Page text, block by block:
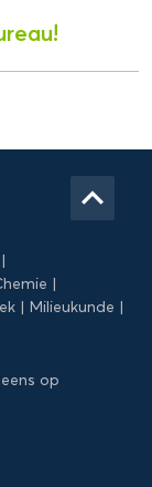
Milieukunde
op
keyboard_arrow_up